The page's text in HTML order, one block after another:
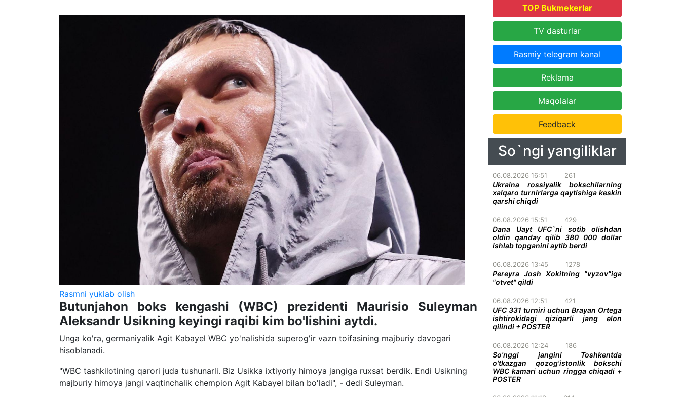
Rasmni yuklab olish
Butunjahon boks kengashi (WBC) prezidenti Maurisio Suleyman
Aleksandr Usikning keyingi raqibi kim bo'lishini aytdi.
Unga ko'ra, germaniyalik Agit Kabayel WBC yo'nalishida superog'ir vazn toifasining majburiy davogari
hisoblanadi.
"WBC tashkilotining qarori juda tushunarli. Biz Usikka ixtiyoriy himoya jangiga ruxsat berdik. Endi Usikning
majburiy himoya jangi vaqtinchalik chempion Agit Kabayel bilan bo'ladi", - dedi Suleyman.
TOP Bukmekerlar
TV dasturlar
Rasmiy telegram kanal
Reklama
Maqolalar
Feedback
So`ngi yangiliklar
06.08.2026 16:51 261
Ukraina rossiyalik bokschilarning
xalqaro turnirlarga qaytishiga keskin
qarshi chiqdi
06.08.2026 15:51 429
Dana Uayt UFC`ni sotib olishdan
oldin qanday qilib 380 000 dollar
ishlab topganini aytib berdi
06.08.2026 13:45 1278
Pereyra Josh Xokitning "vyzov"iga
"otvet" qildi
06.08.2026 12:51 421
UFC 331 turniri uchun Brayan Ortega
ishtirokidagi qiziqarli jang elon
qilindi + POSTER
06.08.2026 12:24 186
So'nggi jangini Toshkentda
o'tkazgan qozog'istonlik bokschi
WBC kamari uchun ringga chiqadi +
POSTER